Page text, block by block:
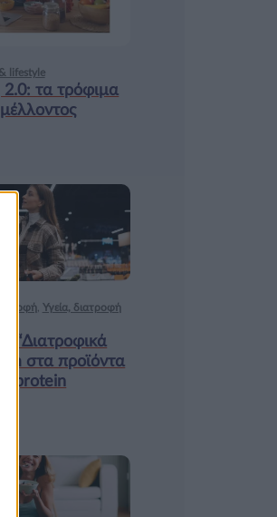
lifestyle
τα τρόφιμα
, Υγεία, διατροφή
“Διατροφικά
στα προϊόντα
protein